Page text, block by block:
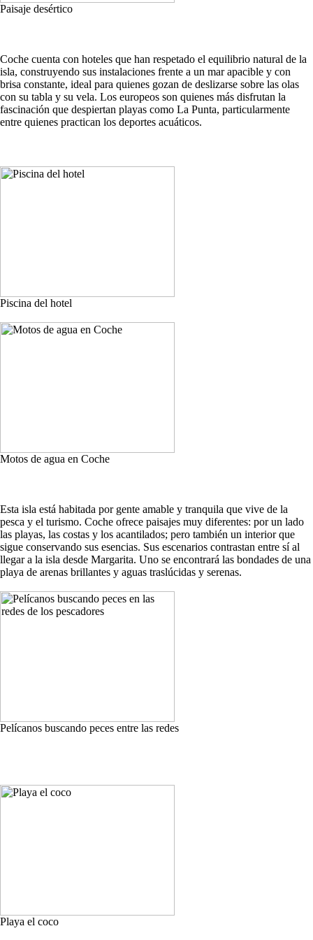
Paisaje desértico
Coche cuenta con hoteles que han respetado el equilibrio natural de la
isla, construyendo sus instalaciones frente a un mar apacible y con
brisa constante, ideal para quienes gozan de deslizarse sobre las olas
con su tabla y su vela. Los europeos son quienes más disfrutan la
fascinación que despiertan playas como La Punta, particularmente
entre quienes practican los deportes acuáticos.
Piscina del hotel
Motos de agua en Coche
Esta isla está habitada por gente amable y tranquila que vive de la
pesca y el turismo. Coche ofrece paisajes muy diferentes: por un lado
las playas, las costas y los acantilados; pero también un interior que
sigue conservando sus esencias. Sus escenarios contrastan entre sí al
llegar a la isla desde Margarita. Uno se encontrará las bondades de una
playa de arenas brillantes y aguas traslúcidas y serenas.
Pelícanos buscando peces entre las redes
Playa el coco